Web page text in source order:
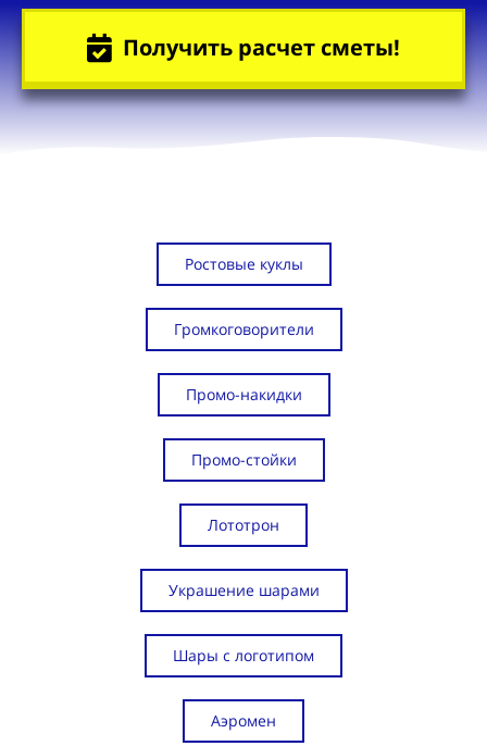
Получить расчет сметы!
Ростовые куклы
Громкоговорители
Промо-накидки
Промо-стойки
Лототрон
Украшение шарами
Шары с логотипом
Аэромен